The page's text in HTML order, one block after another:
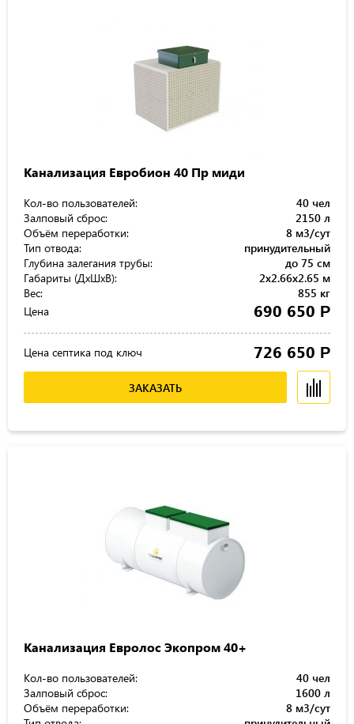
Канализация Евробион 40 Пр миди
Кол-во пользователей:
40 чел
Залповый сброс:
2150 л
Объём переработки:
8 м3/сут
Тип отвода:
принудительный
Глубина залегания трубы:
до 75 см
Габариты (ДхШхВ):
2x2.66x2.65 м
Вес:
855 кг
Цена
690 650 Р
Цена септика под ключ 726 650 Р
ЗАКАЗАТЬ
Канализация Евролос Экопром 40+
Кол-во пользователей:
40 чел
Залповый сброс:
1600 л
Объём переработки:
8 м3/сут